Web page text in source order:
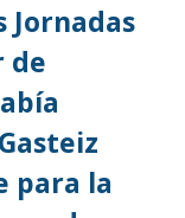
Jornadas
de
para la